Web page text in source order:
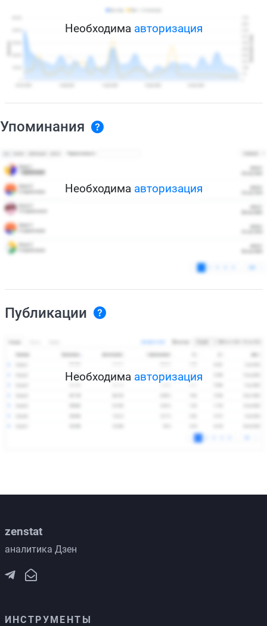
Необходима авторизация
Упоминания
Необходима авторизация
Публикации
Необходима авторизация
zenstat
аналитика Дзен
ИНСТРУМЕНТЫ